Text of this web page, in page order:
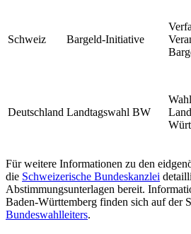
Schweiz Bargeld-Initiative
Deutschland Landtagswahl BW
Für weitere Informationen zu den
die Schweizerische Bundeskanzlei
Abstimmungsunterlagen bereit.
Baden-Württemberg finden sich auf der
Bundeswahlleiters.